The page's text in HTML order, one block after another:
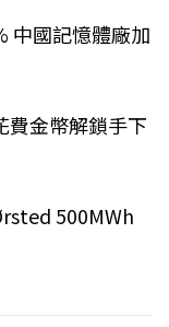
中國記憶體廠加
費金幣解鎖手下
500MWh